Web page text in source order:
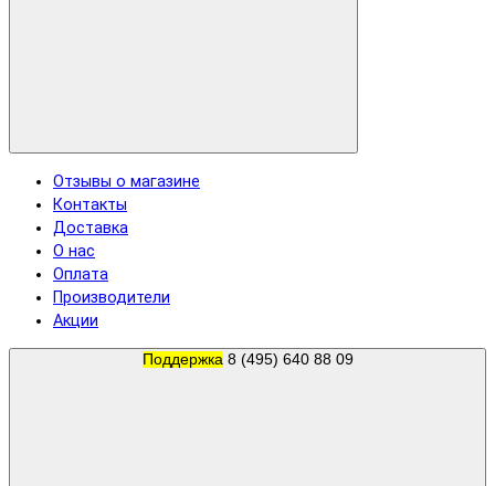
Отзывы о магазине
Контакты
Доставка
О нас
Оплата
Производители
Акции
Поддержка 8 (495) 640 88 09